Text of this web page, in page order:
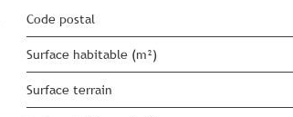
Code postal
Surface habitable (m²)
surface terrain